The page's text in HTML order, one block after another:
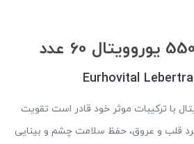
Eurhovital
550 یوروویتال با ترکیبات موثر خود قادر است تقویت
قلب و عروق، حفظ سلامت چشم و بینایی